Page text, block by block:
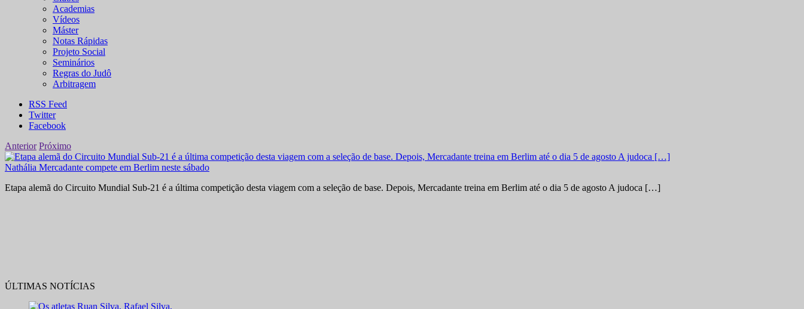
Academias
Vídeos
Máster
Notas Rápidas
Projeto Social
Seminários
Regras do Judô
Arbitragem
RSS Feed
Twitter
Facebook
Anterior Próximo
Nathália Mercadante compete em Berlim neste sábado
Etapa alemã do Circuito Mundial Sub-21 é a última competição desta viagem com a seleção de base. Depois, Mercadante treina em Berlim até o dia 5 de agosto A judoca […]
ÚLTIMAS NOTÍCIAS